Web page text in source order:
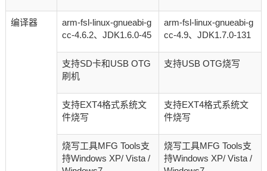
编译器
arm-fsl-linux-gnueabi-g
cc-4.6.2、JDK1.6.0-45
arm-fsl-linux-gnueabi-g
cc-4.9、JDK1.7.0-131
支持SD卡和USB OTG
刷机
支持USB OTG烧写
支持EXT4格式系统文
件烧写
支持EXT4格式系统文
件烧写
烧写工具MFG Tools支
持Windows XP/ Vista /
烧写工具MFG Tools支
持Windows XP/ Vista /